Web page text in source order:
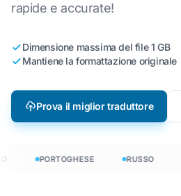
rapide e accurate!
Dimensione massima del file 1 GB
Mantiene la formattazione originale
Prova il miglior traduttore
PORTOGHESE RUSSO